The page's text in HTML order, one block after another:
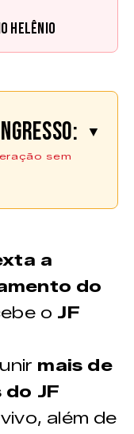
Helênio
▼
sem
a
do
o JF
mais de
JF
além de